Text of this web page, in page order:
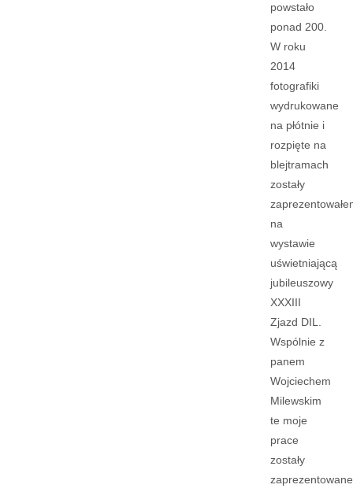
powstało
ponad 200.
W roku
2014
fotografiki
wydrukowane
na płótnie i
rozpięte na
blejtramach
zostały
na
wystawie
uświetniającą
jubileuszowy
XXXIII
Zjazd DIL.
Wspólnie z
panem
Wojciechem
Milewskim
te moje
prace
zostały
zaprezentowane